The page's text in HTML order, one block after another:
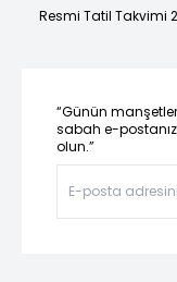
Resmi Tatil Takvimi
“Günün
sabah e-
olun.”